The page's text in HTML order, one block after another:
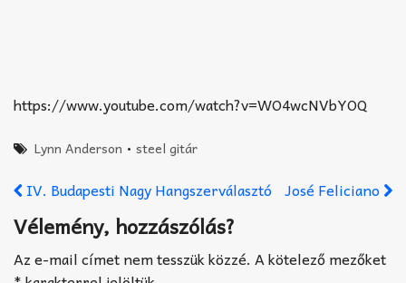
https://www.youtube.com/watch?v=WO4wcNVbYOQ
Lynn Anderson •steel gitár
IV. Budapesti Nagy Hangszerválasztó José Feliciano
Vélemény, hozzászólás?
Az e-mail címet nem tesszük közzé. A kötelező mezőket